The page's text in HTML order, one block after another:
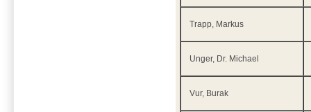
Trapp, Markus
Unger, Dr. Michael
Vur, Burak